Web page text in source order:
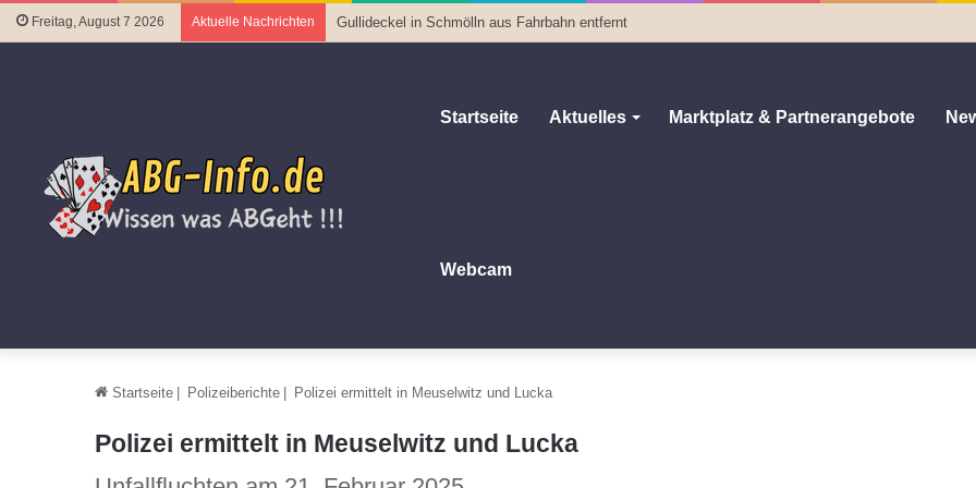
Freitag, August 7 2026 Aktuelle Nachrichten Gullideckel in Schmölln aus Fahrbahn entfernt
Startseite Aktuelles Marktplatz & Partnerangebote
Webcam
Startseite Polizeiberichte Polizei ermittelt in Meuselwitz und Lucka
Polizei ermittelt in Meuselwitz und Lucka